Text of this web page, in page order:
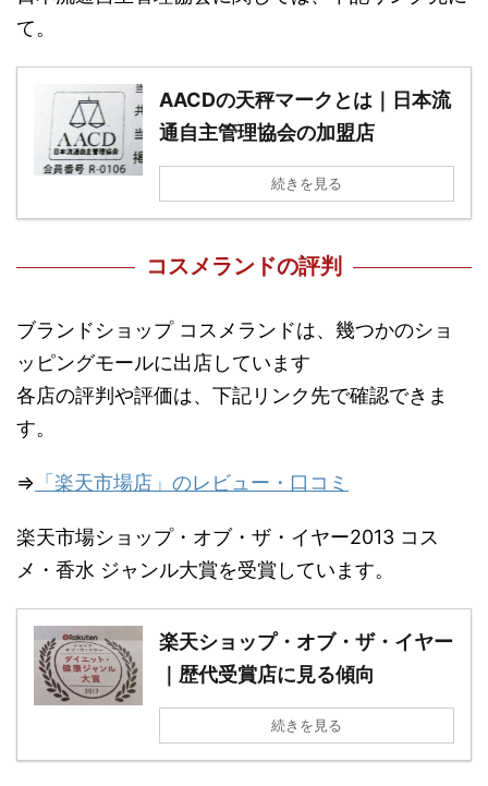
て。
AACDの天秤マークとは｜日本流
通自主管理協会の加盟店
続きを見る
コスメランドの評判
ブランドショップ コスメランドは、幾つかのショ
ッピングモールに出店しています
各店の評判や評価は、下記リンク先で確認できま
す。
⇒ 「楽天市場店」のレビュー・口コミ
楽天市場ショップ・オブ・ザ・イヤー2013 コス
メ・香水 ジャンル大賞を受賞しています。
楽天ショップ・オブ・ザ・イヤー
｜歴代受賞店に見る傾向
続きを見る